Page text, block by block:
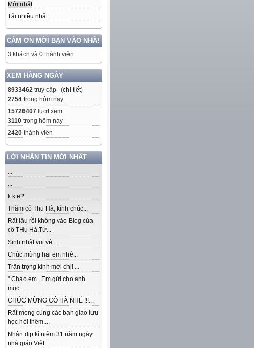
Mới nhất
Tải nhiều nhất
CẢM ƠN MỜI BẠN VÀO NHÀ!
3 khách và 0 thành viên
XEM HÀNG NGÀY
8933462 truy cập (chi tiết)
2754 trong hôm nay
15726407 lượt xem
3110 trong hôm nay
2420 thành viên
LỜI NHẮN TIN MỚI NHẤT
...
...
k k e?...
Thăm cô Thu Hà, kính chúc...
Rất lâu rồi không vào Blog của
cô THu Hà.Từ...
Sinh nhật vui vẻ......
Chúc mừng hai em nhé...
Trân trọng kính mời chị! ...
" Chào em . Em gửi cho anh
mục...
CHÚC MỪNG CÔ HÀ NHÉ !!!...
Rất mong cùng các bạn giao lưu
học hỏi thêm....
Nhân dịp kỉ niệm 31 năm ngày
nhà giáo Việt...